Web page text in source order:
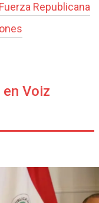
Republicana
Voiz